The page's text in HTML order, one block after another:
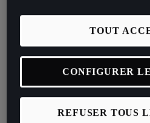
train d’être créés dans le monde
l'île qui a inspiré la création du
marque, le Formentor. Les
modèles de CUPRA, mais aussi
toutes sortes de contenus de la
également d'un auditorium pour
REFUSER TOUS
TOUT
CONFIGURER